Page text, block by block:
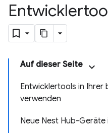
Auf dieser Seite
Entwicklertools in Ihrer
verwenden
Neue Nest Hub-